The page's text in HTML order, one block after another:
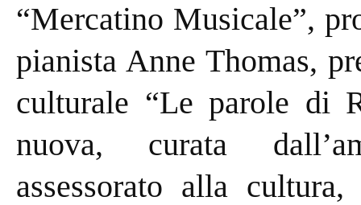
“Mercatino Musicale”,
pianista Anne Thomas,
culturale “Le parole di
nuova, curata
assessorato alla